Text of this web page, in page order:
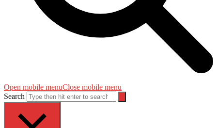
Open mobile menuClose mobile menu
Search